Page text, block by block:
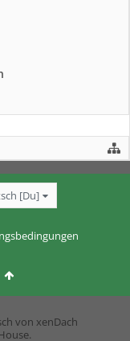
[Du]
von xenDach
.